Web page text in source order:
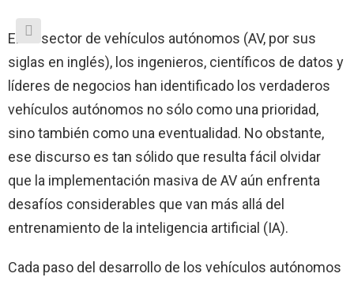
En el sector de vehículos autónomos (AV, por sus
siglas en inglés), los ingenieros, científicos de datos y
líderes de negocios han identificado los verdaderos
vehículos autónomos no sólo como una prioridad,
sino también como una eventualidad. No obstante,
ese discurso es tan sólido que resulta fácil olvidar
que la implementación masiva de AV aún enfrenta
desafíos considerables que van más allá del
entrenamiento de la inteligencia artificial (IA).
Cada paso del desarrollo de los vehículos autónomos